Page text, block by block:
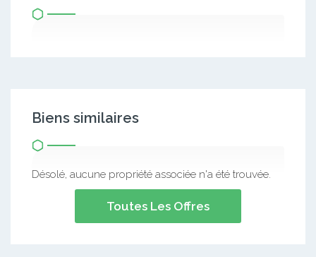
Biens similaires
Désolé, aucune propriété associée n'a été trouvée.
Toutes Les Offres